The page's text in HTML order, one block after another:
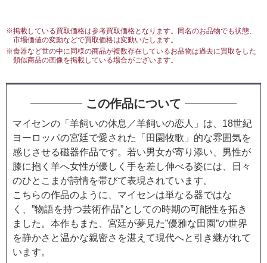
※掲載している買取価格は参考買取価格となります。同名のお品物でも状態、
市場価値の変動などで買取価格は変動いたします。
※食器など世の中に同様の商品が複数存在しているお品物は過去に買取をした
類似商品の画像を掲載している場合がございます。
この作品について
マイセンの「羊飼いの休息／羊飼いの恋人」は、18世紀
ヨーロッパの宮廷で愛された「田園牧歌」的な雰囲気を
感じさせる磁器作品です。若い男女が寄り添い、男性が
膝に抱く羊へ女性が優しく手を差し伸べる姿には、日々
のひとこまが詩情を帯びて表現されています。
こちらの作品のように、マイセンは単なる器ではな
く、”物語を持つ芸術作品”としての時期の可能性を拓き
ました。本作もまた、宮廷が夢見た”優雅な田園”の世界
を静かさと温かな親密さを湛えて現代へと引き継がれて
います。